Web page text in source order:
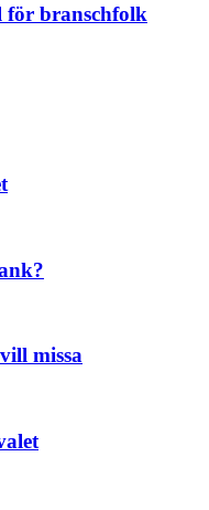
för branschfolk
missa